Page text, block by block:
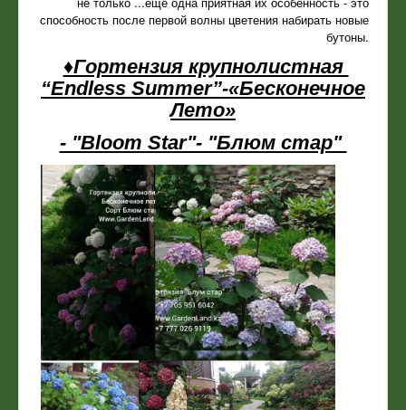
способность после первой волны цветения набирать новые
бутоны.
♦Гортензия крупнолистная
“Endless Summer”-«Бесконечное
Лето»
- "Bloom Star"- "Блюм стар"